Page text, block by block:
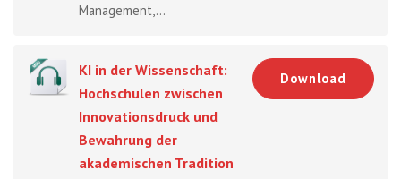
Management,...
KI in der Wissenschaft:
Hochschulen zwischen
Innovationsdruck und
Bewahrung der
akademischen Tradition
Download